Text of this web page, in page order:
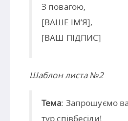
З повагою,
[ВАШЕ ІМ’Я],
[ВАШ ПІДПИС]
Шаблон листа №2
Тема: Запрошуємо
тур співбесіди!